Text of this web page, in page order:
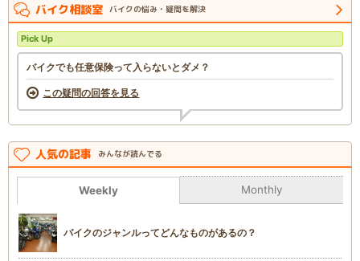
バイク相談室 バイクの悩み・疑問を解決
Pick Up
バイクでも任意保険って入らないとダメ？
この疑問の回答を見る
人気の記事 みんなが読んでる
Weekly Monthly
バイクのジャンルってどんなものがあるの？